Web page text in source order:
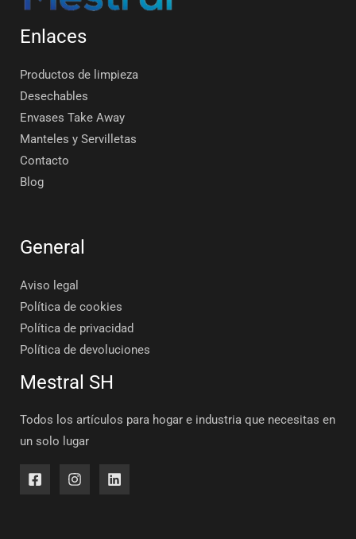
Enlaces
Productos de limpieza
Desechables
Envases Take Away
Manteles y Servilletas
Contacto
Blog
General
Aviso legal
Política de cookies
Política de privacidad
Política de devoluciones
Mestral SH
Todos los artículos para hogar e industria que necesitas en
un solo lugar